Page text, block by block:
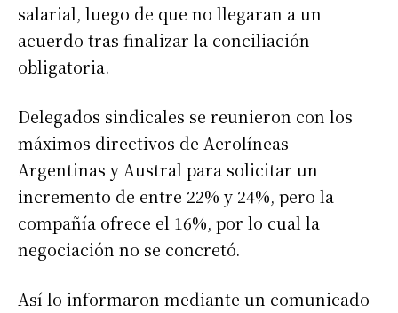
salarial, luego de que no llegaran a un
acuerdo tras finalizar la conciliación
obligatoria.
Delegados sindicales se reunieron con los
máximos directivos de Aerolíneas
Argentinas y Austral para solicitar un
incremento de entre 22% y 24%, pero la
compañía ofrece el 16%, por lo cual la
negociación no se concretó.
Así lo informaron mediante un comunicado